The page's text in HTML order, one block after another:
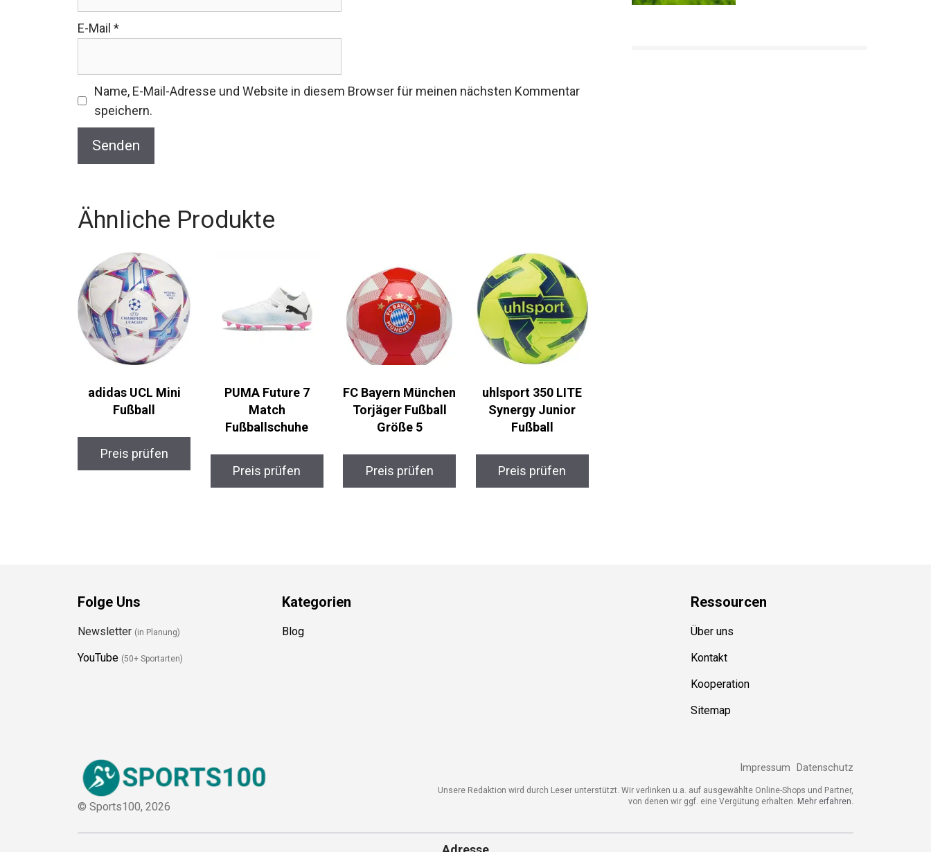
E-Mail *
Name, E-Mail-Adresse und Website in diesem Browser für meinen nächsten Kommentar
speichern.
Ähnliche Produkte
adidas UCL Mini
Fußball
Preis prüfen
PUMA Future 7
Match
Fußballschuhe
Preis prüfen
FC Bayern München
Torjäger Fußball
Größe 5
Preis prüfen
uhlsport 350 LITE
Synergy Junior
Fußball
Preis prüfen
Folge Uns
Newsletter (in Planung)
YouTube (50+ Sportarten)
Kategorien
Blog
Ressourcen
Über uns
Kontakt
Kooperation
Sitemap
© Sports100, 2026
Impressum Datenschutz
Unsere Redaktion wird durch Leser unterstützt. Wir verlinken u.a. auf ausgewählte Online-Shops und Partner,
von denen wir ggf. eine Vergütung erhalten. Mehr erfahren.